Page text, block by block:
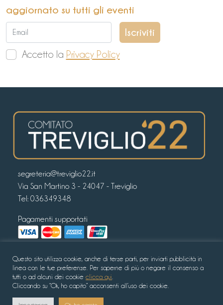
aggiornato su tutti gli eventi
Accetto la Privacy Policy
segreteria@treviglio22.it
Via San Martino 3 - 24047 - Treviglio
Tel: 036349348
Pagamenti supportati
Seguici sui nostri canali Social
© Copyright 2022 - Comitato Treviglio ’22 -
Questo sito utilizza cookie, anche di terze parti, per inviarti pubblicità in
linea con le tue preferenze. Per saperne di più o negare il consenso a
tutti o ad alcuni dei cookie clicca qui
Cliccando su “Ok, ho capito” acconsenti all’uso dei cookie.